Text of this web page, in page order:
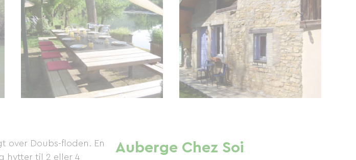
over Doubs-floden. En
hytter til 2 eller 4
Auberge Chez Soi